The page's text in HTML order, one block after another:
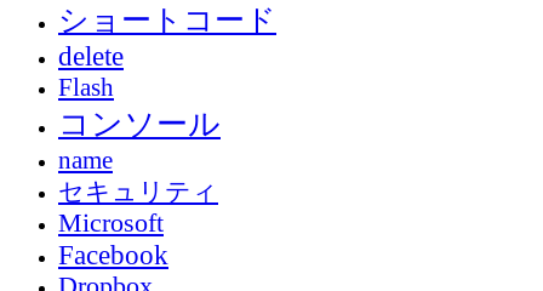
ショートコード
delete
Flash
コンソール
name
セキュリティ
Microsoft
Facebook